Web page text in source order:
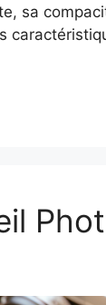
sa